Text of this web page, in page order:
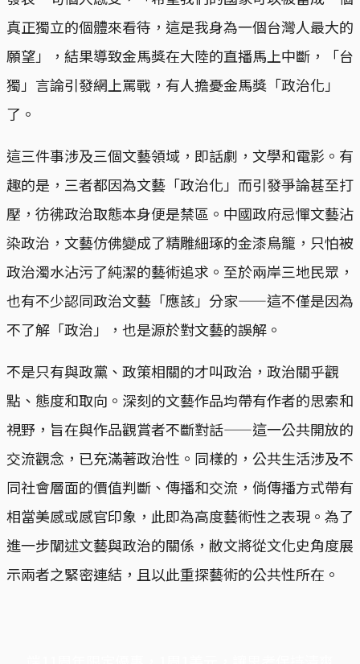
真正獨立的個體來看待，這是我身為一個台灣人最大的
願望」，結果導致金馬獎在大陸的直播馬上中斷，「台
獨」言論引發網上罵戰，有人擔憂金馬獎「政治化」
了。
這三件事涉及三個文藝領域，即話劇，文學和電影。有
趣的是，三者都因為文藝「政治化」而引發爭論甚至打
壓，彷彿政治取態本身便是禁區。中國政府忌憚文藝沾
染政治，文藝仿佛變成了精雕細琢的金漆鳥籠，只怕被
政治濁水沾污了純潔的藝術追求。至於兩岸三地民眾，
也有不少認同政治文藝「應該」分家——這不僅是因為
不了解「政治」，也是源於對文藝的誤解。
不是只有與政黨、政策相關的才叫政治，政治關乎觀
點、態度和取向。深刻的文藝作品均帶有作者的思索和
視野，旨在與作品觀賞者不斷對話——這一公共開放的
交流觀念，已充滿著政治性。同樣的，公共生活涉及不
同社會層面的價值判斷、傳播和交流，倘傳播方式帶有
相當美感或感官印象，此即為高度藝術性之表現。為了
進一步闡述文藝與政治的關係，敝文將從文化史角度展
示兩者之緊密連結，且以此重探藝術的公共性所在。